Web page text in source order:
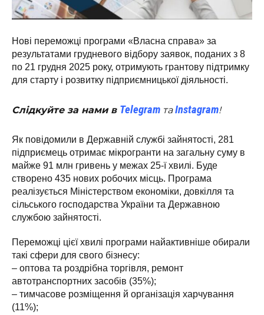
Нові переможці програми «Власна справа» за
результатами грудневого відбору заявок, поданих з 8
по 21 грудня 2025 року, отримують грантову підтримку
для старту і розвитку підприємницької діяльності.
Слідкуйте за нами в Telegram таInstagram!
Як повідомили в Державній службі зайнятості, 281
підприємець отримає мікрогранти на загальну суму в
майже 91 млн гривень у межах 25-ї хвилі. Буде
створено 435 нових робочих місць. Програма
реалізується Міністерством економіки, довкілля та
сільського господарства України та Державною
службою зайнятості.
Переможці цієї хвилі програми найактивніше обирали
такі сфери для свого бізнесу:
– оптова та роздрібна торгівля, ремонт
автотранспортних засобів (35%);
– тимчасове розміщення й організація харчування
(11%);